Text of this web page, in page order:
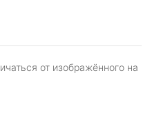
от изображённого на